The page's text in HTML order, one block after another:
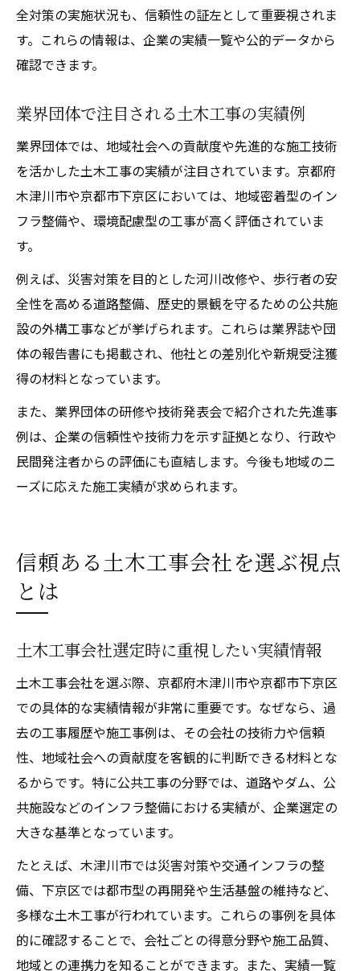
全対策の実施状況も、信頼性の証左として重要視されま
す。これらの情報は、企業の実績一覧や公的データから
確認できます。
業界団体で注目される土木工事の実績例
業界団体では、地域社会への貢献度や先進的な施工技術
を活かした土木工事の実績が注目されています。京都府
木津川市や京都市下京区においては、地域密着型のイン
フラ整備や、環境配慮型の工事が高く評価されていま
す。
例えば、災害対策を目的とした河川改修や、歩行者の安
全性を高める道路整備、歴史的景観を守るための公共施
設の外構工事などが挙げられます。これらは業界誌や団
体の報告書にも掲載され、他社との差別化や新規受注獲
得の材料となっています。
また、業界団体の研修や技術発表会で紹介された先進事
例は、企業の信頼性や技術力を示す証拠となり、行政や
民間発注者からの評価にも直結します。今後も地域のニ
ーズに応えた施工実績が求められます。
信頼ある土木工事会社を選ぶ視点
とは
土木工事会社選定時に重視したい実績情報
土木工事会社を選ぶ際、京都府木津川市や京都市下京区
での具体的な実績情報が非常に重要です。なぜなら、過
去の工事履歴や施工事例は、その会社の技術力や信頼
性、地域社会への貢献度を客観的に判断できる材料とな
るからです。特に公共工事の分野では、道路やダム、公
共施設などのインフラ整備における実績が、企業選定の
大きな基準となっています。
たとえば、木津川市では災害対策や交通インフラの整
備、下京区では都市型の再開発や生活基盤の維持など、
多様な土木工事が行われています。これらの事例を具体
的に確認することで、会社ごとの得意分野や施工品質、
地域との連携力を知ることができます。また、実績一覧